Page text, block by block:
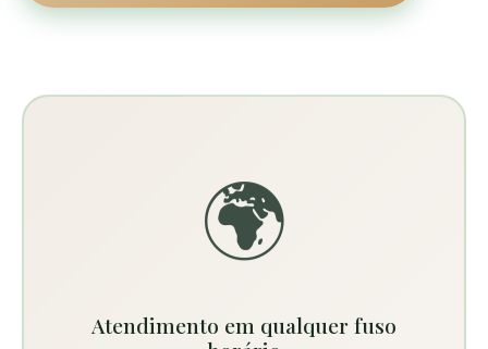
🌍
Atendimento em qualquer fuso